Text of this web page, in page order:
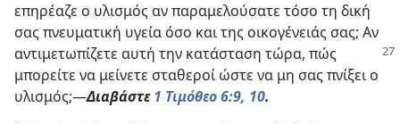
επηρέαζε ο υλισμός αν παραμελούσατε τόσο τη δική
σας πνευματική υγεία όσο και της οικογένειάς σας; Αν
αντιμετωπίζετε αυτή την κατάσταση τώρα, πώς
μπορείτε να μείνετε σταθεροί ώστε να μη σας πνίξει ο
υλισμός;​—Διαβάστε 1 Τιμόθεο 6:9, 10.